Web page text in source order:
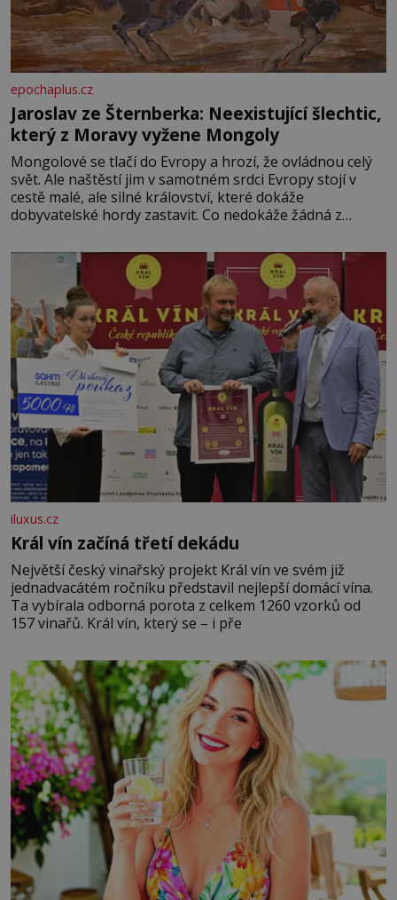
epochaplus.cz
Jaroslav ze Šternberka: Neexistující šlechtic,
který z Moravy vyžene Mongoly
Mongolové se tlačí do Evropy a hrozí, že ovládnou celý
svět. Ale naštěstí jim v samotném srdci Evropy stojí v
cestě malé, ale silné království, které dokáže
dobyvatelské hordy zastavit. Co nedokáže žádná z
král. Nebo že by ne? Mongolové od roku 1223 postupují
podél Kaspického a Azovského moře,
iluxus.cz
Král vín začíná třetí dekádu
Největší český vinařský projekt Král vín ve svém již
jednadvacátém ročníku představil nejlepší domácí vína.
Ta vybírala odborná porota z celkem 1260 vzorků od
157 vinařů. Král vín, který se – i pře